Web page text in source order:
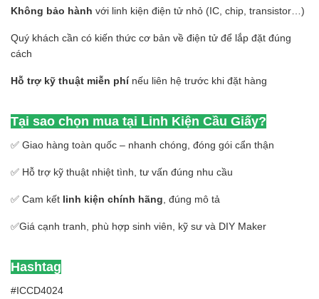
Không bảo hành với linh kiện điện tử nhỏ (IC, chip, transistor…)
Quý khách cần có kiến thức cơ bản về điện tử để lắp đặt đúng
cách
Hỗ trợ kỹ thuật miễn phínếu liên hệ trước khi đặt hàng
Tại sao chọn mua tại Linh Kiện Cầu Giấy?
✅ Giao hàng toàn quốc – nhanh chóng, đóng gói cẩn thận
✅ Hỗ trợ kỹ thuật nhiệt tình, tư vấn đúng nhu cầu
✅ Cam kết linh kiện chính hãng , đúng mô tả
✅Giá cạnh tranh, phù hợp sinh viên, kỹ sư và DIY Maker
Hashtag
#ICCD4024